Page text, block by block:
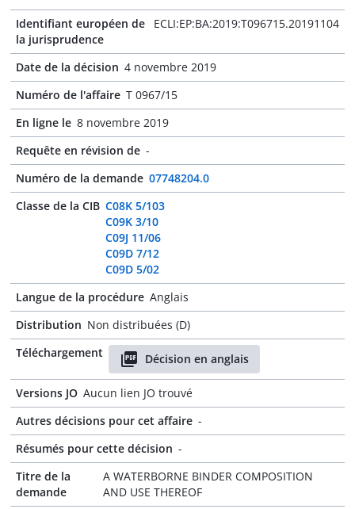
Identifiant européen de
la jurisprudence
ECLI:EP:BA:2019:T096715.20191104
Date de la décision 4 novembre 2019
Numéro de l'affaire T 0967/15
En ligne le 8 novembre 2019
Requête en révision de -
Numéro de la demande 07748204.0
Classe de la CIB C08K 5/103
C09K 3/10
C09J 11/06
C09D 7/12
C09D 5/02
Langue de la procédure Anglais
Distribution Non distribuées (D)
Téléchargement
Décision en anglais
Versions JO Aucun lien JO trouvé
Autres décisions pour cet affaire -
Résumés pour cette décision -
Titre de la
demande
A WATERBORNE BINDER COMPOSITION
AND USE THEREOF